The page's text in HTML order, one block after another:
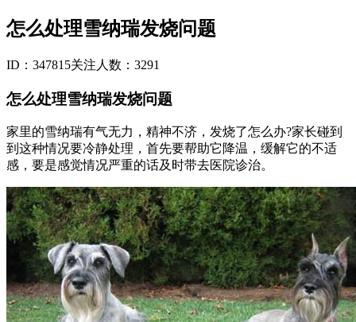
怎么处理雪纳瑞发烧问题
ID：347815关注人数：3291
怎么处理雪纳瑞发烧问题
家里的雪纳瑞有气无力，精神不济，发烧了怎么办?家长碰到
到这种情况要冷静处理，首先要帮助它降温，缓解它的不适
感，要是感觉情况严重的话及时带去医院诊治。